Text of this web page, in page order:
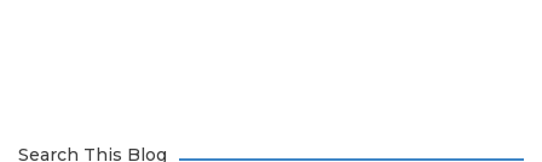
Search This Blog